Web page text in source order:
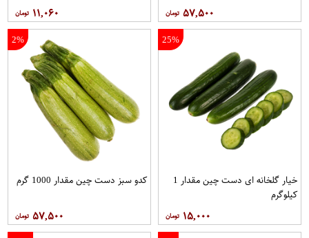
۵۷,۵۰۰ ۱۱,۰۶۰
25%
خیار گلخانه ای دست چین مقدار 1
کیلوگرم
۱۵,۰۰۰
2%
کدو سبز دست چین مقدار 1000 گرم
۵۷,۵۰۰